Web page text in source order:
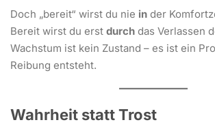
Doch „bereit“ wirst du nie in der
Bereit wirst du erst durch das Verlassen
Wachstum ist kein Zustand – es ist ein
Reibung entsteht.
Wahrheit statt Trost